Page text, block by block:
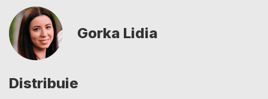
Gorka Lidia
Distribuie